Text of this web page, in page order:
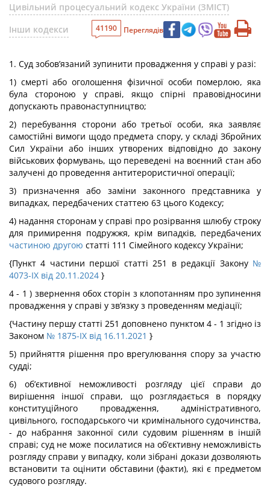
Цивільний процесуальний кодекс України (ЗМІСТ)
Інши кодекси
41190 Переглядів
1. Суд зобов’язаний зупинити провадження у справі у разі:
1) смерті або оголошення фізичної особи померлою, яка
була стороною у справі, якщо спірні правовідносини
допускають правонаступництво;
2) перебування сторони або третьої особи, яка заявляє
самостійні вимоги щодо предмета спору, у складі Збройних
Сил України або інших утворених відповідно до закону
військових формувань, що переведені на воєнний стан або
залучені до проведення антитерористичної операції;
3) призначення або заміни законного представника у
випадках, передбачених статтею 63 цього Кодексу;
4) надання сторонам у справі про розірвання шлюбу строку
для примирення подружжя, крім випадків, передбачених
частиною другою статті 111 Сімейного кодексу України;
{Пункт 4 частини першої статті 251 в редакції Закону №
4073-IX від 20.11.2024 }
4 - 1 ) звернення обох сторін з клопотанням про зупинення
провадження у справі у зв’язку з проведенням медіації;
{Частину першу статті 251 доповнено пунктом 4 - 1 згідно із
Законом № 1875-IX від 16.11.2021 }
5) прийняття рішення про врегулювання спору за участю
судді;
6) об’єктивної неможливості розгляду цієї справи до
вирішення іншої справи, що розглядається в порядку
конституційного провадження, адміністративного,
цивільного, господарського чи кримінального судочинства,
- до набрання законної сили судовим рішенням в іншій
справі; суд не може посилатися на об’єктивну неможливість
розгляду справи у випадку, коли зібрані докази дозволяють
встановити та оцінити обставини (факти), які є предметом
судового розгляду.